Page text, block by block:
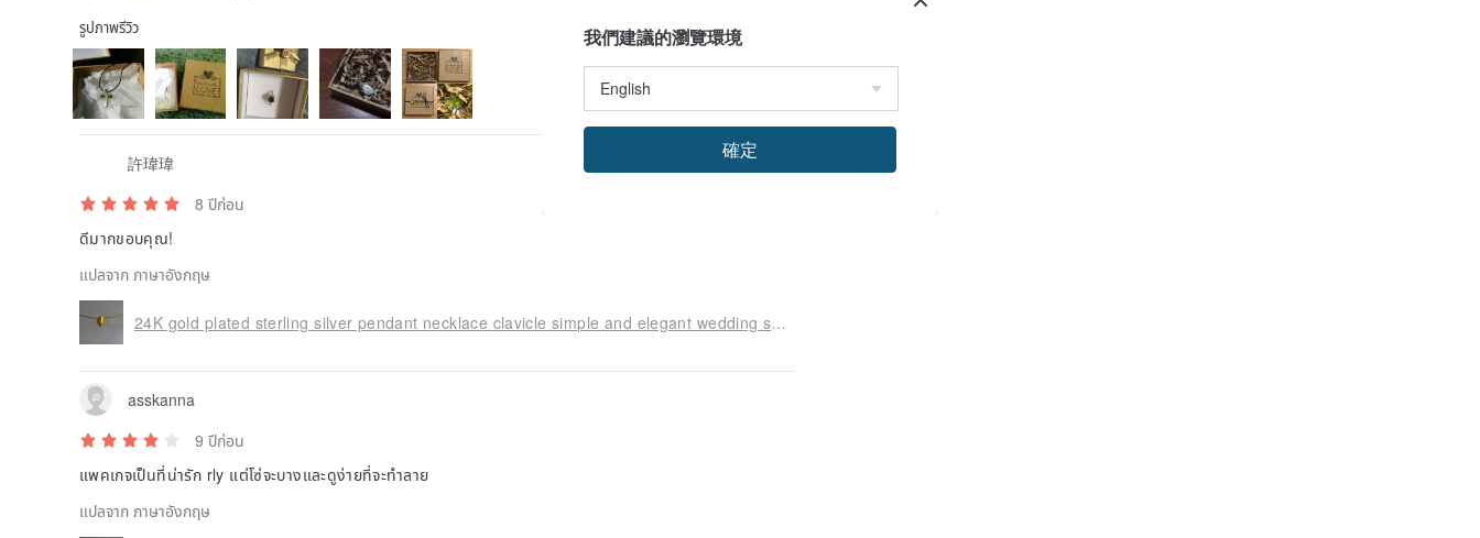
[Material]
Silver ring body inlaid black diamonds
Customizable choose your favorite kind of gem, peridot / Sapphire / White Diamonds /
Ruby / Pink Sapphire / citrine ......
Customized according to your size, please refer to the methods of measurement and Notes
below your desired size (the default US code)
[Origin]
[Production]
finished product may be different
รูปภาพรีวิว
許瑋瑋
8 ปีก่อน
ดีมากขอบคุณ!
แปลจาก ภาษาอังกฤษ
24K gold plated sterling silver pendant necklace clavicle simple and elegant wedding stubborn leaves creative handmade gift N036 | Greek handmade jewelry This and That
asskanna
9 ปีก่อน
แพคเกจเป็นที่น่ารัก rly แต่โซ่จะบางและดูง่ายที่จะทำลาย
แปลจาก ภาษาอังกฤษ
我們建議的瀏覽環境
確定